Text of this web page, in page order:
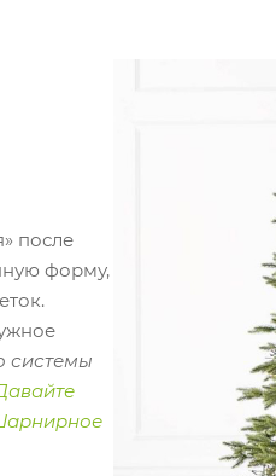
после
форму,
системы